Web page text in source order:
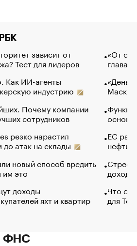
зависит от
Тест для лидеров
Как ИИ-агенты
индустрию
Почему компании
сотрудников
резко нарастил
атак на склады
новый способ вредить
это
доходы
яхт и квартир
«От
глава
Маск в
основ
ЕС
нефти
Что
для
ФНС